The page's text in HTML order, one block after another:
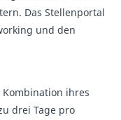
Das Stellenportal
und den
ihres
drei Tage pro